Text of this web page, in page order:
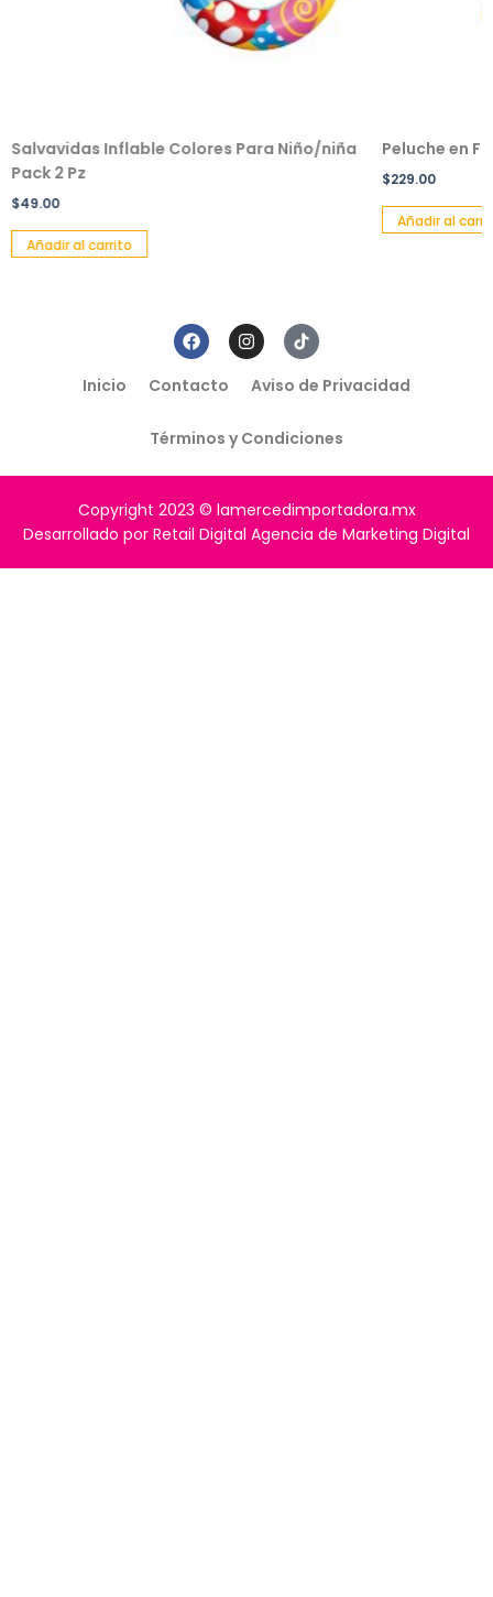
Salvavidas Inflable Colores Para Niño/niña
Pack 2 Pz
$49.00
Añadir al carrito
Peluche en
$229.00
Añadir al
Inicio Contacto Aviso de Privacidad
Términos y Condiciones
Copyright 2023 © lamercedimportadora.mx
Desarrollado por Retail Digital Agencia de Marketing Digital